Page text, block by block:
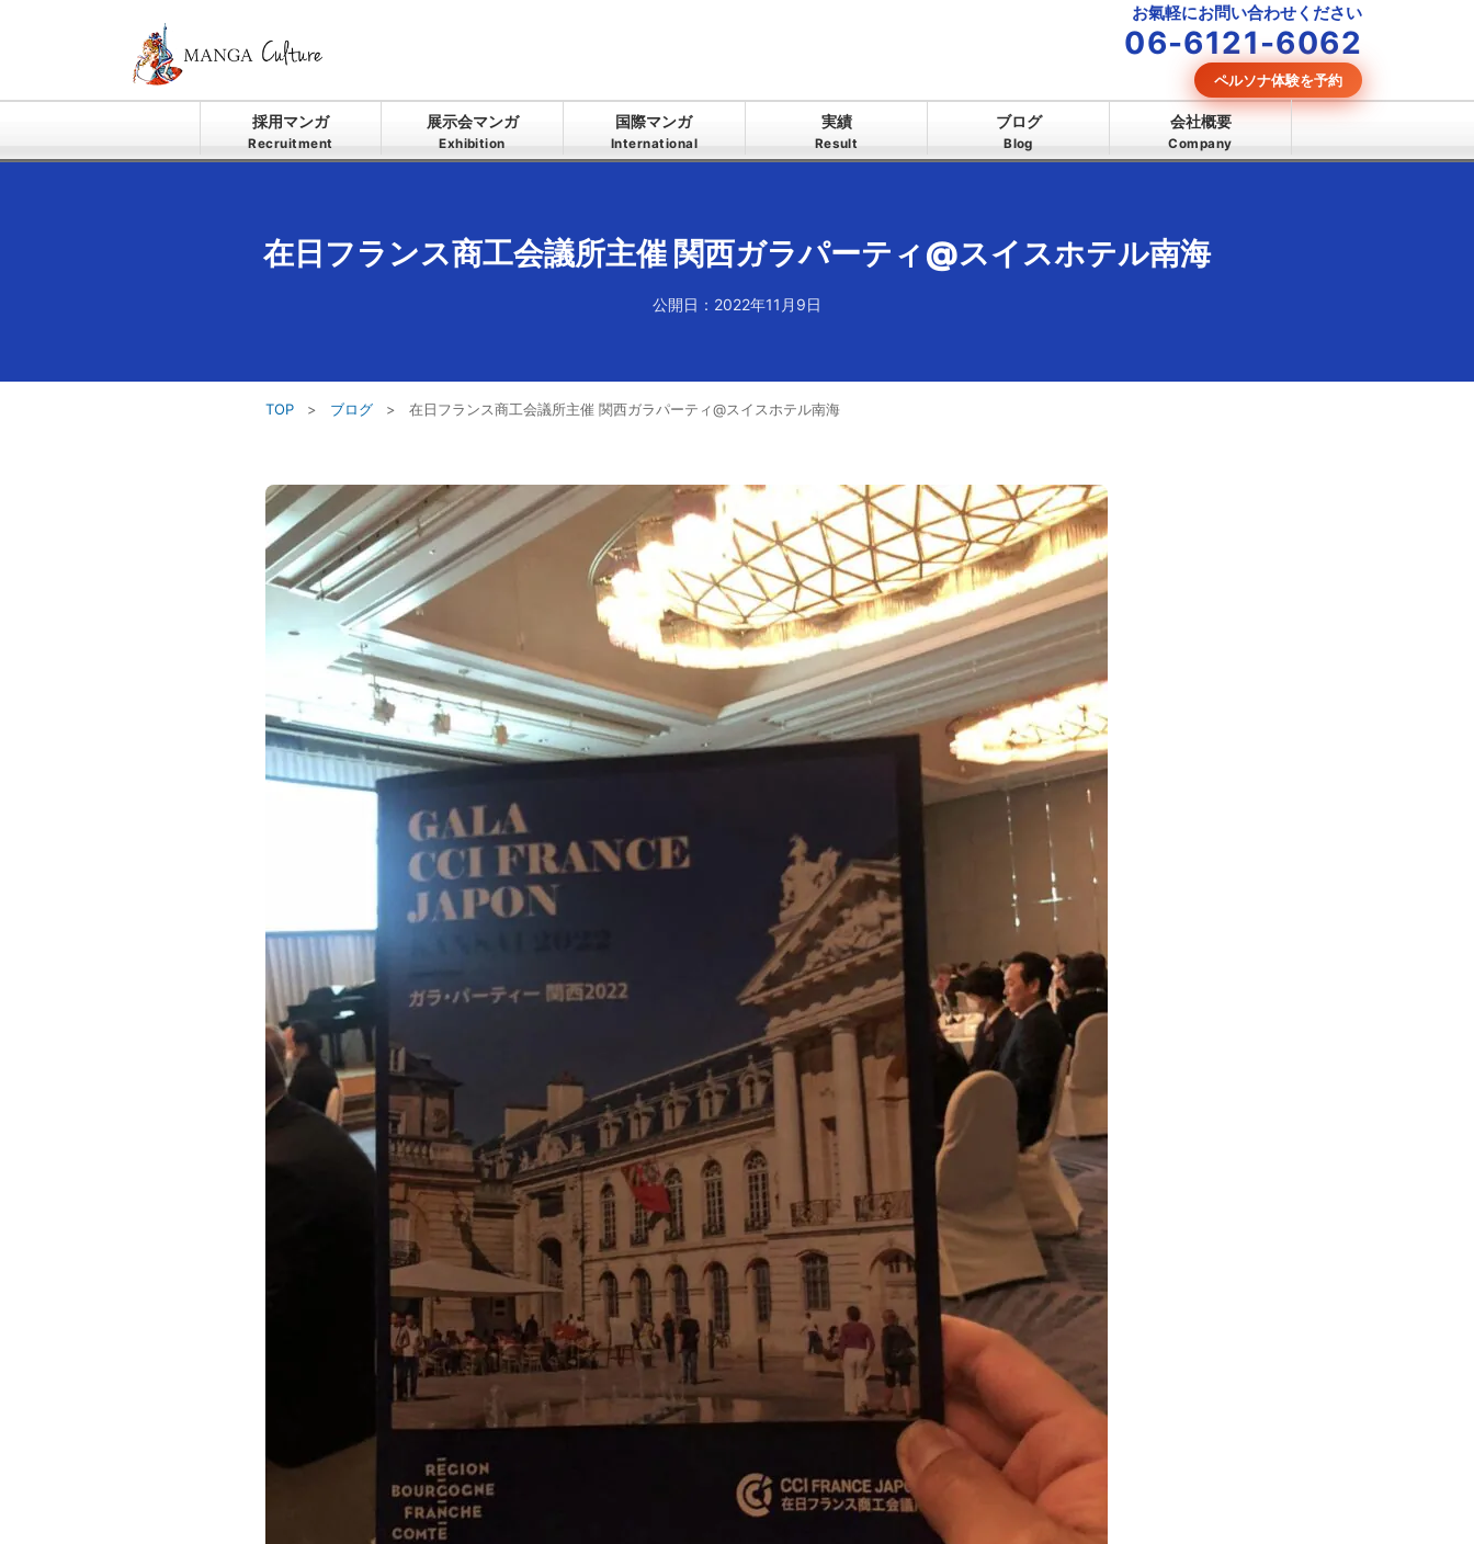
お氣軽にお問い合わせください
06-6121-6062
ペルソナ体験を予約
採用マンガ
Recruitment
展示会マンガ
Exhibition
国際マンガ
International
実績
Result
ブログ
Blog
会社概要
Company
在日フランス商工会議所主催 関西ガラパーティ@スイスホテル南海
公開日：2022年11月9日
TOP > ブログ > 在日フランス商工会議所主催 関西ガラパーティ@スイスホテル南海